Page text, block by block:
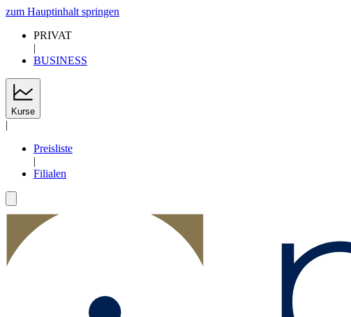
zum Hauptinhalt springen
PRIVAT
|
BUSINESS
Kurse
|
Preisliste
|
Filialen